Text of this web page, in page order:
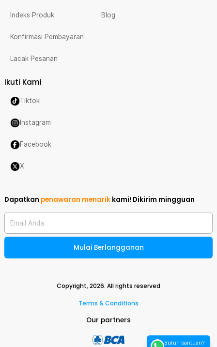
Indeks Produk
Konfirmasi Pembayaran
Lacak Pesanan
Blog
Ikuti Kami
Tiktok
Instagram
Facebook
X
Dapatkan penawaran menarik kami! Dikirim mingguan
Email Anda
Mulai Berlangganan
Copyright,2026. All rights reserved
Terms & Conditions
Our partners
Butuh bantuan?